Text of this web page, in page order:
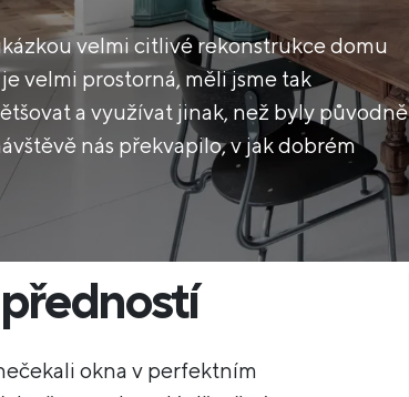
velmi citlivé rekonstrukce domu
velmi prostorná, měli jsme tak
a využívat jinak, než byly původně
nás překvapilo, v jak dobrém
okna v perfektním